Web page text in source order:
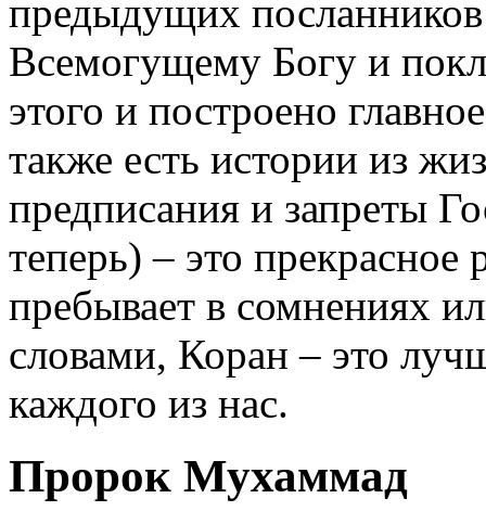
предыдущих
Всемогущему Богу и
этого и построено
также есть истории из
предписания и запреты
теперь) – это прекрасное
пребывает в сомнениях
словами, Коран – это
каждого из нас.
Пророк Мухаммад